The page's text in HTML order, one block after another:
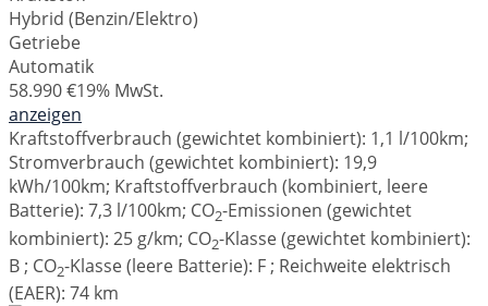
Hybrid (Benzin/Elektro)
Getriebe
Automatik
58.990 €19% MwSt.
anzeigen
Kraftstoffverbrauch (gewichtet kombiniert): 1,1 l/100km;
Stromverbrauch (gewichtet kombiniert): 19,9
kWh/100km; Kraftstoffverbrauch (kombiniert, leere
Batterie): 7,3 l/100km; CO2-Emissionen (gewichtet
kombiniert): 25 g/km; CO2-Klasse (gewichtet kombiniert):
B ; CO2-Klasse (leere Batterie): F ; Reichweite elektrisch
(EAER): 74 km